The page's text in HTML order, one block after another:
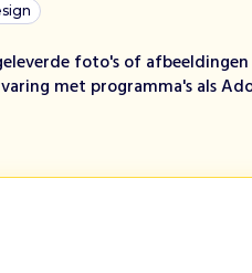
foto's of
met programma's als